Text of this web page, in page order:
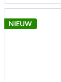
NIEUW